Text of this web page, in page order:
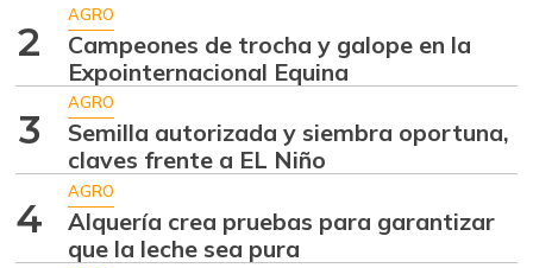
2
AGRO
Campeones de trocha y galope en la
Expointernacional Equina
3
AGRO
Semilla autorizada y siembra oportuna,
claves frente a EL Niño
4
AGRO
Alquería crea pruebas para garantizar
que la leche sea pura